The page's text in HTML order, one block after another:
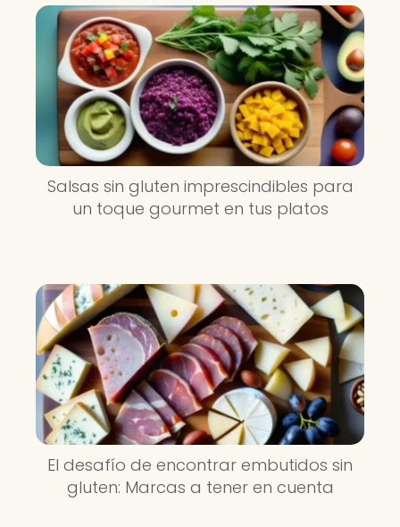
Salsas sin gluten imprescindibles para
un toque gourmet en tus platos
El desafío de encontrar embutidos sin
gluten: Marcas a tener en cuenta